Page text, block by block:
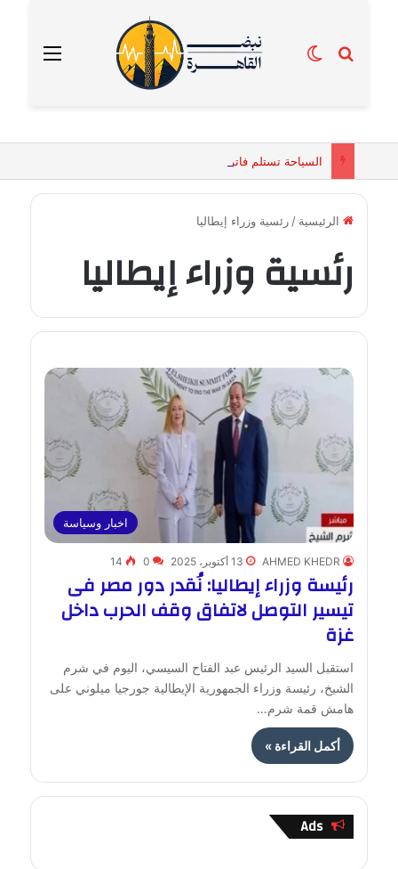
القائمة بحث عنالوضع المظلم
الرئيسية / رئسية وزراء إيطاليا
رئسية وزراء إيطاليا
اخبار وسياسة
AHMED KHEDR 13 أكتوبر، 2025 0
14
رئيسة وزراء إيطاليا: نُقدر دور مصر فى
تيسير التوصل لاتفاق وقف الحرب داخل
غزة
استقبل السيد الرئيس عبد الفتاح السيسي، اليوم في شرم
الشيخ، رئيسة وزراء الجمهورية الإيطالية جورجيا ميلوني على
هامش قمة شرم…
أكمل القراءة »
Ads